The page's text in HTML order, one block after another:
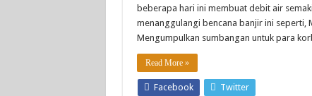
beberapa hari ini membuat debit air
menanggulangi bencana banjir ini seperti,
Mengumpulkan sumbangan untuk para
Read More »
Facebook Twitter